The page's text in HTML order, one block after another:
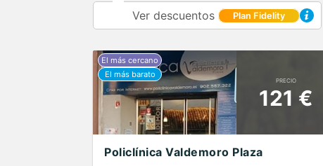
Ver descuentos Plan Fidelity
PRECIO
121 €
Policlínica Valdemoro Plaza